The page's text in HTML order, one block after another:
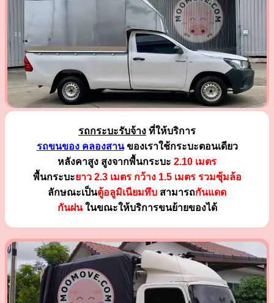
รถกระบะรับจ้าง ที่ให้บริการ
รถขนของ คลองสานของเราใช้กระบะตอนเดียว
หลังคาสูง สูงจากพื้นกระบะ 2.10 เมตร
พื้นกระบะยาว 2.3 เมตร กว้าง 1.5 เมตร รวมซุ้มล้อ
ลักษณะเป็นตู้อลูมิเนียมทึบ สามารถกันแดด
กันฝนในขณะให้บริการขนย้ายของได้